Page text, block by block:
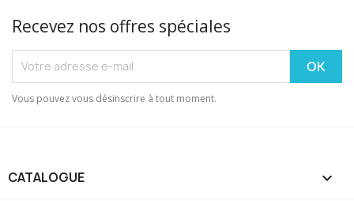
Recevez nos offres spéciales
Vous pouvez vous désinscrire à tout moment.
CATALOGUE 